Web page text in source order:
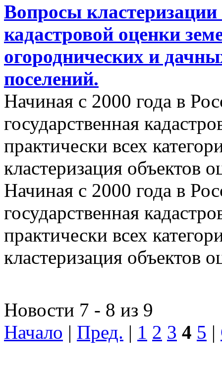
Вопросы кластеризации
кадастровой оценки
огороднических и
поселений.
Начиная с 2000 года в
государственная
практически всех
кластеризация объектов
Начиная с 2000 года в
государственная
практически всех
кластеризация объектов
Новости 7 - 8 из 9
Начало | Пред. | 1 2 3 4 5 |